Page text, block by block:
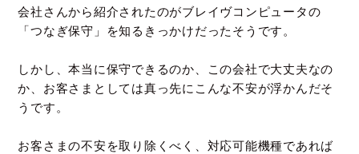
会社さんから紹介されたのがブレイヴコンピュータの
「つなぎ保守」を知るきっかけだったそうです。
しかし、本当に保守できるのか、この会社で大丈夫なの
か、 お客さまとしては真っ先にこんな不安が浮かんだそ
うです。
お客さまの不安を取り除くべく、対応可能機種であれば